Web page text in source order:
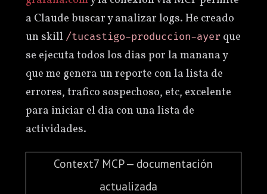
a Claude buscar y analizar logs. He creado
un skill /tucastigo-produccion-ayerque
se ejecuta todos los dias por la manana y
que me genera un reporte con la lista de
errores, trafico sospechoso, etc, excelente
para iniciar el dia con una lista de
actividades.
Context7 MCP — documentación
actualizada